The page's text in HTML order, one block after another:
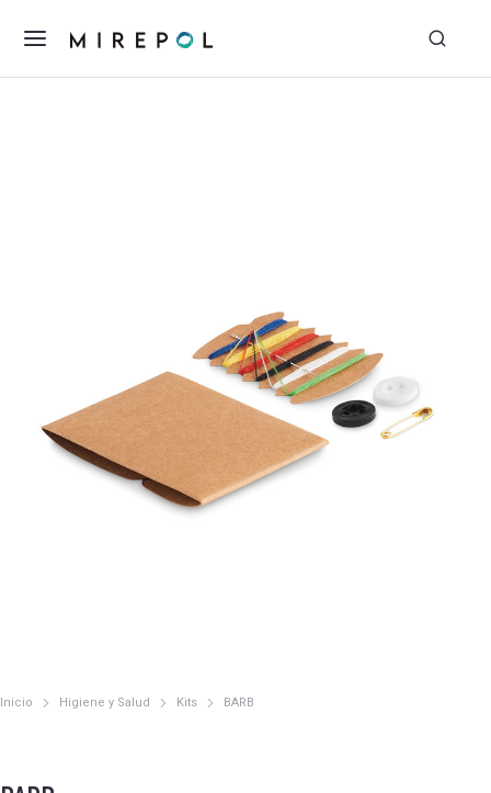
Estás aquí:
Inicio Higiene y Salud Kits BARB